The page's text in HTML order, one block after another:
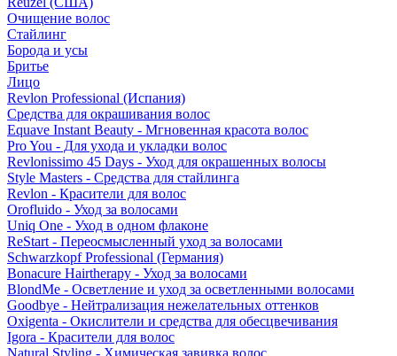
Очищение волос
Стайлинг
Борода и усы
Бритье
Лицо
Revlon Professional (Испания)
Средства для окрашивания волос
Equave Instant Beauty - Мгновенная красота волос
Pro You - Для ухода и укладки волос
Revlonissimo 45 Days - Уход для окрашенных волосы
Style Masters - Средства для стайлинга
Revlon - Красители для волос
Orofluido - Уход за волосами
Uniq One - Уход в одном флаконе
ReStart - Переосмысленный уход за волосами
Schwarzkopf Professional (Германия)
Bonacure Hairtherapy - Уход за волосами
BlondMe - Осветление и уход за осветленными волосами
Goodbye - Нейтрализация нежелательных оттенков
Oxigenta - Окислители и средства для обесцвечивания
Igora - Красители для волос
Natural Styling - Химическая завивка волос